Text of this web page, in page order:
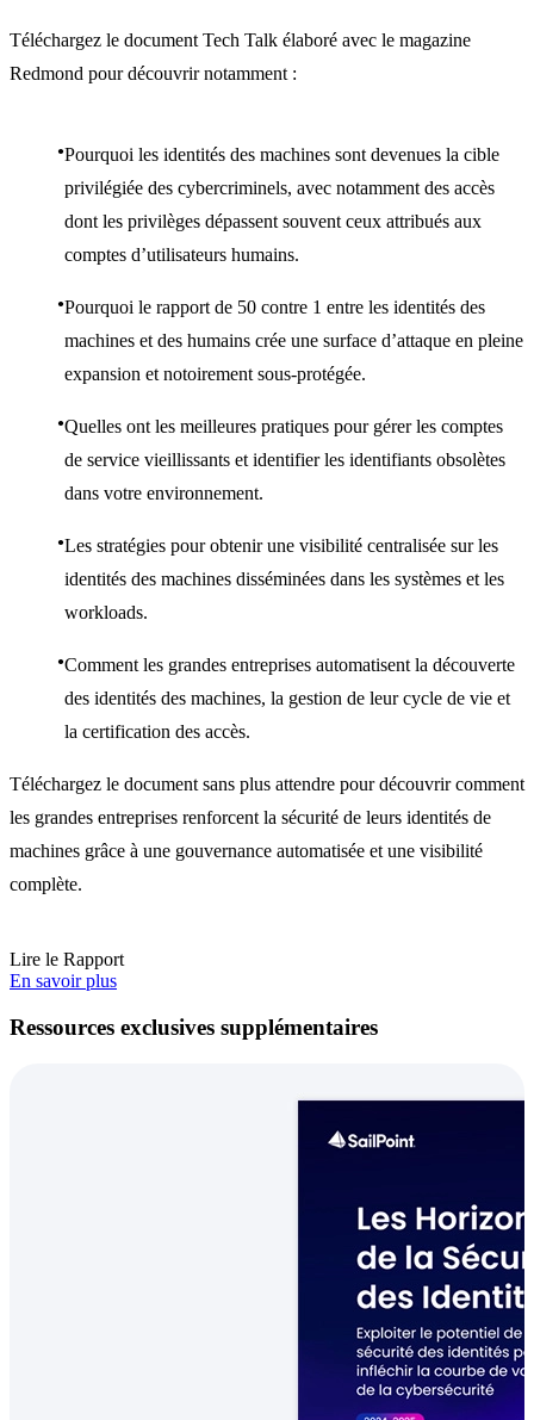
Téléchargez le document Tech Talk élaboré avec le magazine
Redmond pour découvrir notamment :
Pourquoi les identités des machines sont devenues la cible
privilégiée des cybercriminels, avec notamment des accès
dont les privilèges dépassent souvent ceux attribués aux
comptes d’utilisateurs humains.
Pourquoi le rapport de 50 contre 1 entre les identités des
machines et des humains crée une surface d’attaque en pleine
expansion et notoirement sous-protégée.
Quelles ont les meilleures pratiques pour gérer les comptes
de service vieillissants et identifier les identifiants obsolètes
dans votre environnement.
Les stratégies pour obtenir une visibilité centralisée sur les
identités des machines disséminées dans les systèmes et les
workloads.
Comment les grandes entreprises automatisent la découverte
des identités des machines, la gestion de leur cycle de vie et
la certification des accès.
Téléchargez le document sans plus attendre pour découvrir comment
les grandes entreprises renforcent la sécurité de leurs identités de
machines grâce à une gouvernance automatisée et une visibilité
complète.
Lire le Rapport
En savoir plus
Ressources exclusives supplémentaires